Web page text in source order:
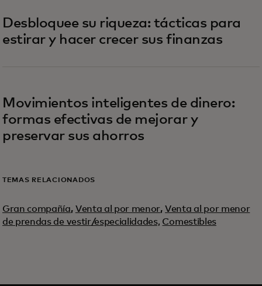
Desbloquee su riqueza: tácticas para
estirar y hacer crecer sus finanzas
Movimientos inteligentes de dinero:
formas efectivas de mejorar y
preservar sus ahorros
TEMAS RELACIONADOS
Gran compañía, Venta al por menor,Venta al por menor
de prendas de vestir/especialidades, Comestibles